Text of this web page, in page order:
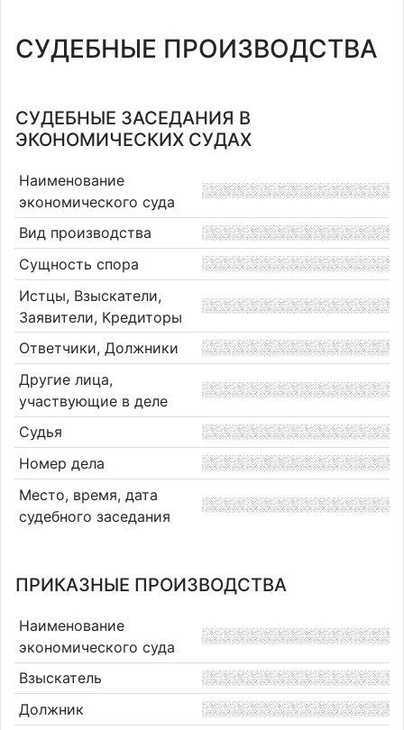
СУДЕБНЫЕ ПРОИЗВОДСТВА
СУДЕБНЫЕ ЗАСЕДАНИЯ В
ЭКОНОМИЧЕСКИХ СУДАХ
Наименование
экономического суда
Вид производства
Сущность спора
Истцы, Взыскатели,
Заявители, Кредиторы
Ответчики, Должники
Другие лица,
участвующие в деле
Судья
Номер дела
Место, время, дата
судебного заседания
ПРИКАЗНЫЕ ПРОИЗВОДСТВА
Наименование
экономического суда
Взыскатель
Должник